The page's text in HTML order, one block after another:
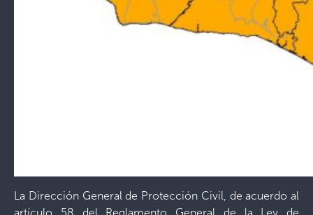
La Dirección General de Protección Civil, de acuerdo al